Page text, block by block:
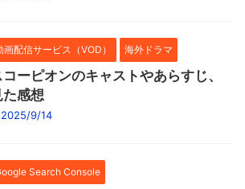
画配信サービス（VOD） 海外ドラマ
コーピオンのキャストやあらすじ、
た感想
2025/9/14
Search Console